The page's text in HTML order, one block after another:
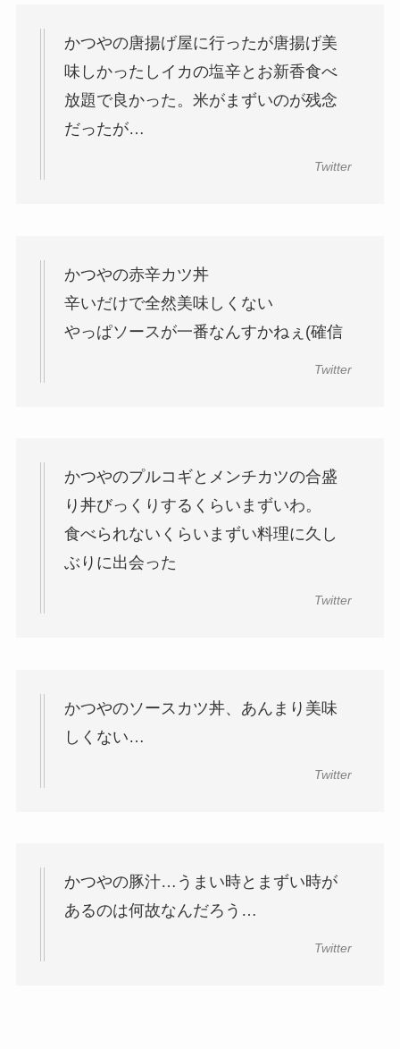
かつやの唐揚げ屋に行ったが唐揚げ美
味しかったしイカの塩辛とお新香食べ
放題で良かった。米がまずいのが残念
だったが…
Twitter
かつやの赤辛カツ丼
辛いだけで全然美味しくない
やっぱソースが一番なんすかねぇ(確信
Twitter
かつやのプルコギとメンチカツの合盛
り丼びっくりするくらいまずいわ。
食べられないくらいまずい料理に久し
ぶりに出会った
Twitter
かつやのソースカツ丼、あんまり美味
しくない…
Twitter
かつやの豚汁…うまい時とまずい時が
あるのは何故なんだろう…
Twitter